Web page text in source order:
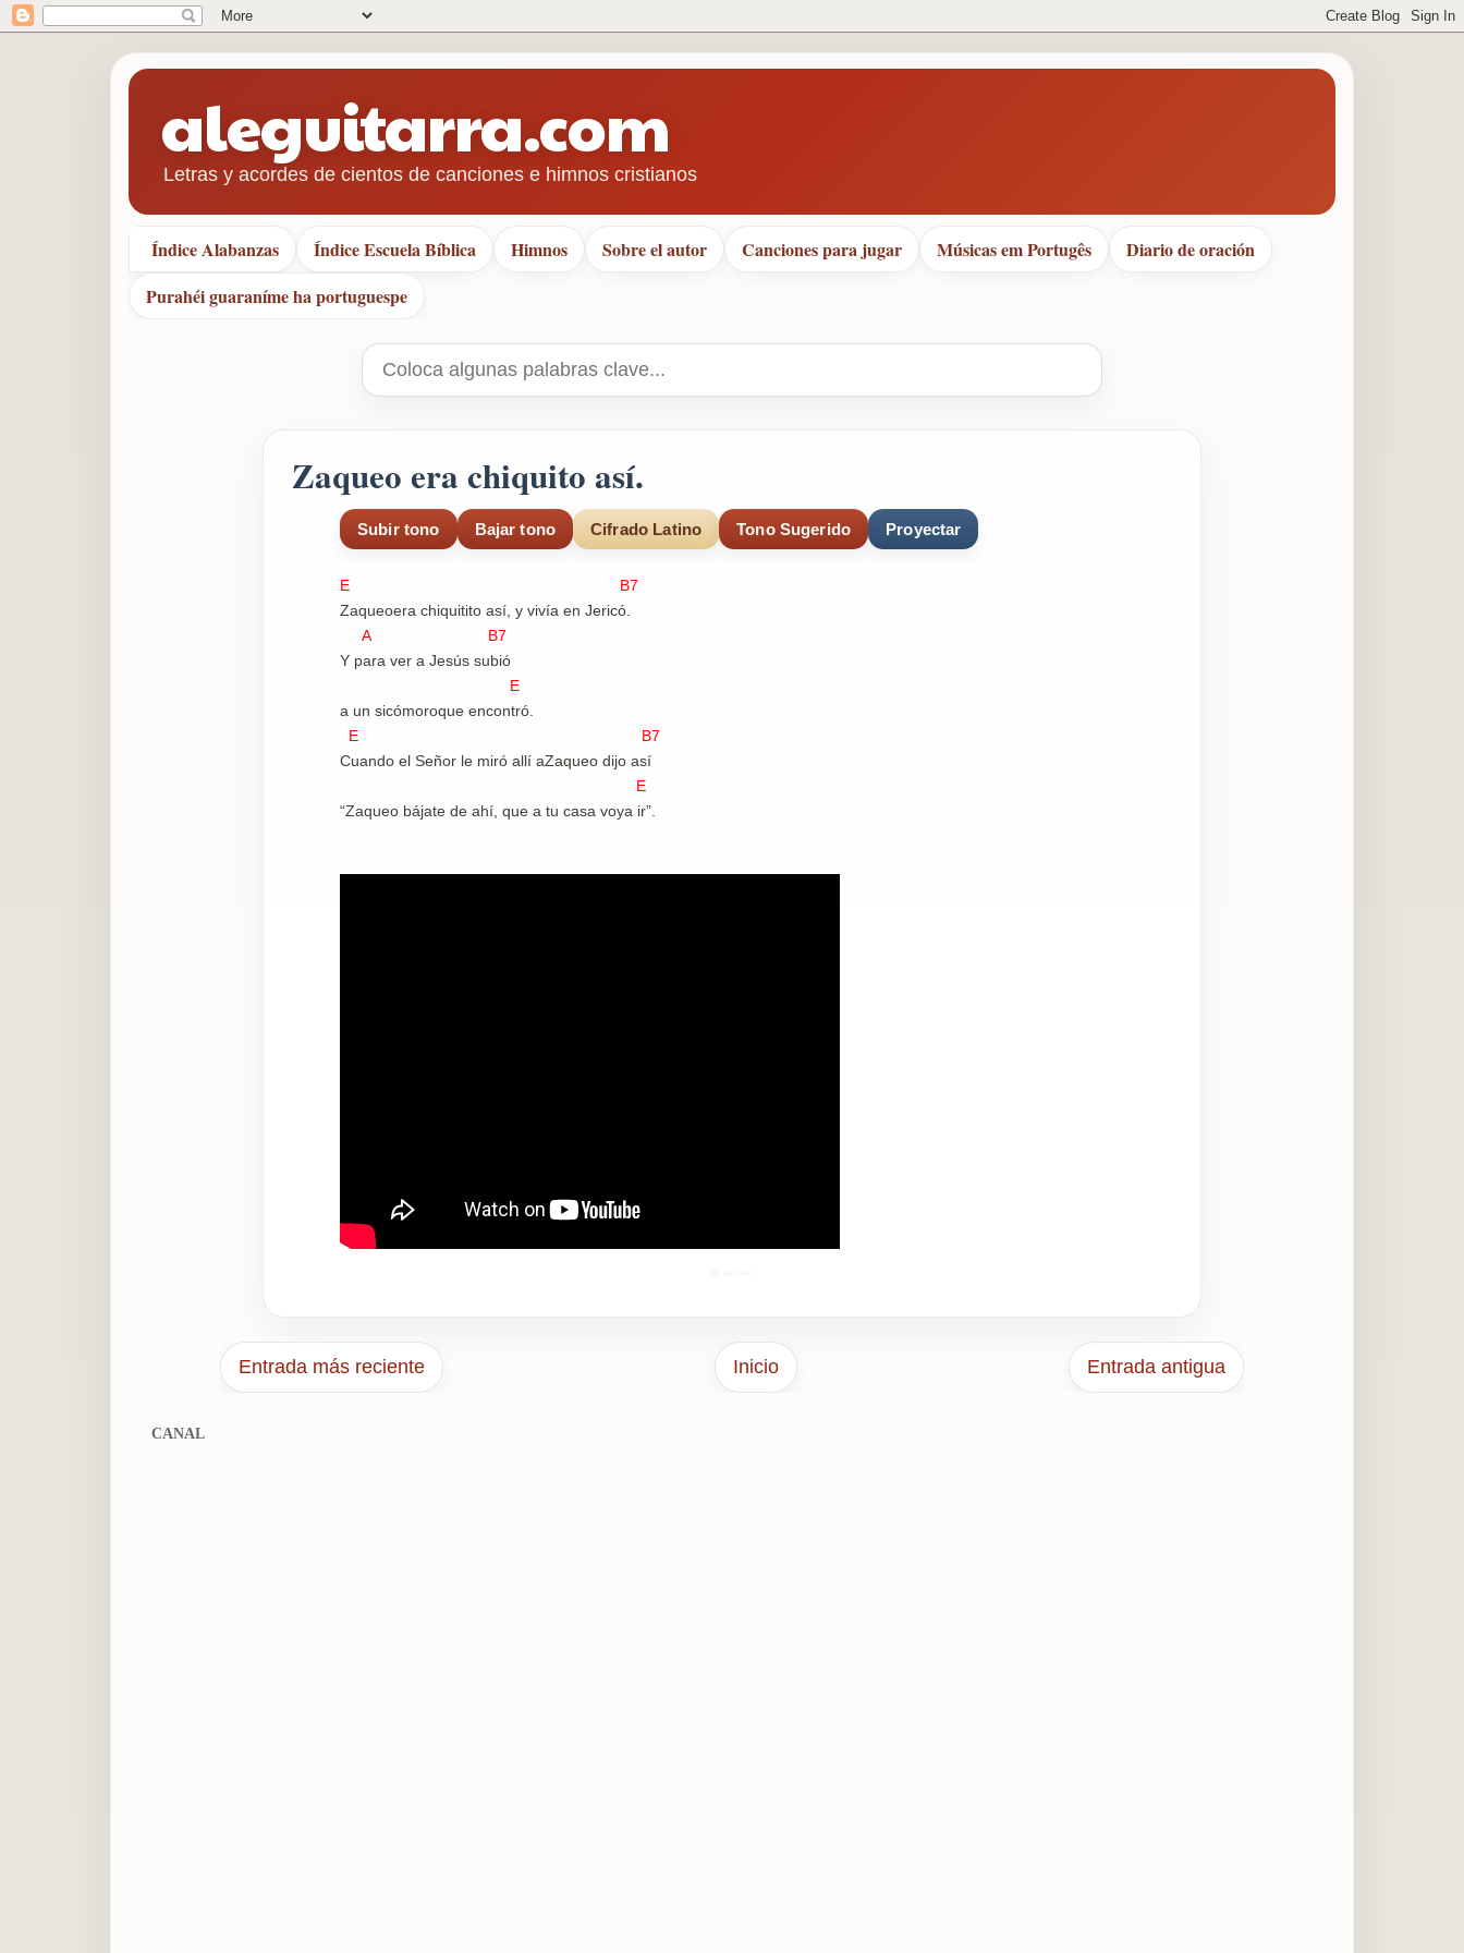
aleguitarra.com
Letras y acordes de cientos de canciones e himnos cristianos
Índice Alabanzas Índice Escuela Bíblica Himnos Sobre el autor Canciones para jugar Músicas em Portugês
Diario de oración
Purahéi guaraníme ha portuguespe
Zaqueo era chiquito así.
Subir tono Bajar tono Cifrado Latino Tono Sugerido Proyectar
E B7
Zaqueoera chiquitito así, y vivía en Jericó.
A B7
Y para ver a Jesús subió
E
a un sicómoroque encontró.
E B7
Cuando el Señor le miró allí aZaqueo dijo así
E
“Zaqueo bájate de ahí, que a tu casa voya ir”.
Entrada más reciente Entrada antigua
Inicio
CANAL